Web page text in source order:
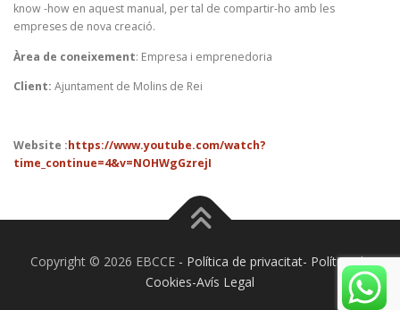
know -how en aquest manual, per tal de compartir-ho amb les
empreses de nova creació.
Àrea de coneixement: Empresa i emprenedoria
Client: Ajuntament de Molins de Rei
Website :https://www.youtube.com/watch?
time_continue=4&v=NOHWgGzrejI
Copyright © 2026 EBCCE - Política de privacitat- Política de
Cookies-Avís Legal